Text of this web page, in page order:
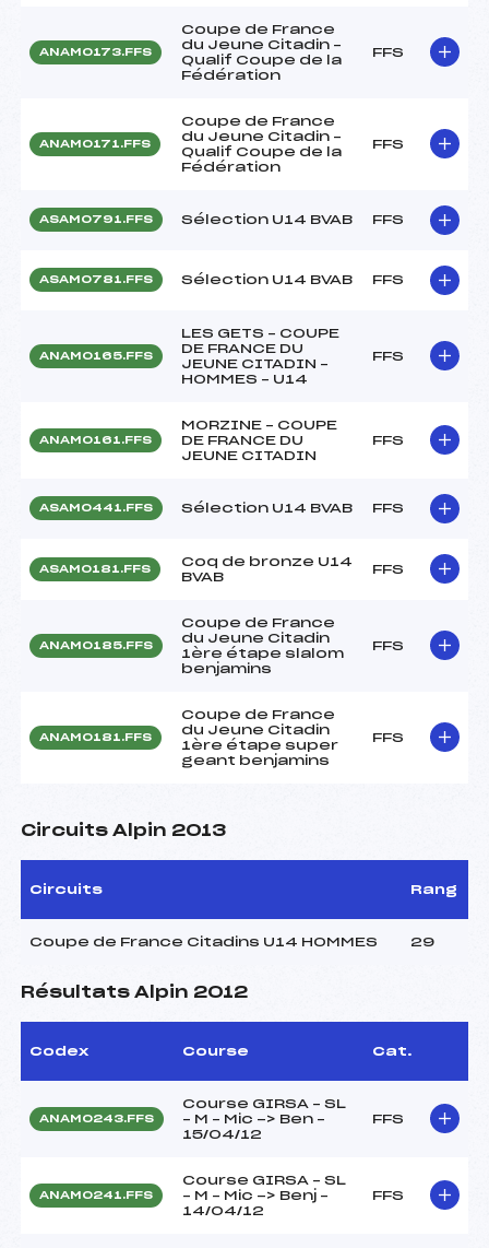
ANAM0173.FFS
Coupe de France
du Jeune Citadin –
Qualif Coupe de la
Fédération
FFS
ANAM0171.FFS
Coupe de France
du Jeune Citadin –
Qualif Coupe de la
Fédération
FFS
ASAM0791.FFS Sélection U14 BVAB FFS
ASAM0781.FFS Sélection U14 BVAB FFS
ANAM0165.FFS
LES GETS – COUPE
DE FRANCE DU
JEUNE CITADIN –
HOMMES – U14
FFS
ANAM0161.FFS
MORZINE – COUPE
DE FRANCE DU
JEUNE CITADIN
FFS
ASAM0441.FFS Sélection U14 BVAB FFS
ASAM0181.FFS
Coq de bronze U14
BVAB
FFS
ANAM0185.FFS
Coupe de France
du Jeune Citadin
1ère étape slalom
benjamins
FFS
ANAM0181.FFS
Coupe de France
du Jeune Citadin
1ère étape super
geant benjamins
FFS
Circuits Alpin 2013
Circuits Rang
Coupe de France Citadins U14 HOMMES 29
Résultats Alpin 2012
Codex Course Cat.
ANAM0243.FFS
Course GIRSA – SL
– M – Mic -> Ben –
15/04/12
FFS
ANAM0241.FFS
Course GIRSA – SL
– M – Mic -> Benj –
14/04/12
FFS